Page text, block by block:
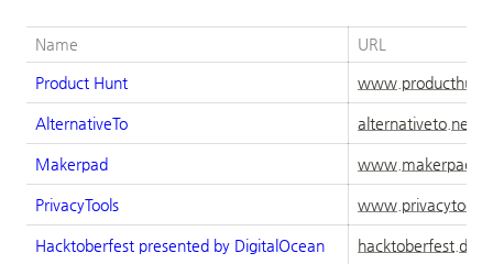
Name URL
Product Hunt
AlternativeTo alternativeto.net
Makerpad www.makerpad.co
PrivacyTools
Hacktoberfest presented by DigitalOcean